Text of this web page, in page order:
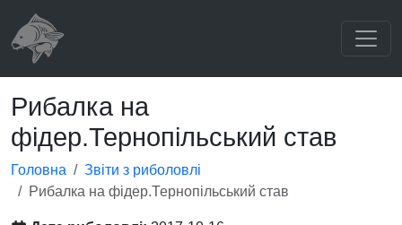
Рибалка на
фідер.Тернопільський став
Головна
Звіти з риболовлі
Рибалка на фідер.Тернопільський став